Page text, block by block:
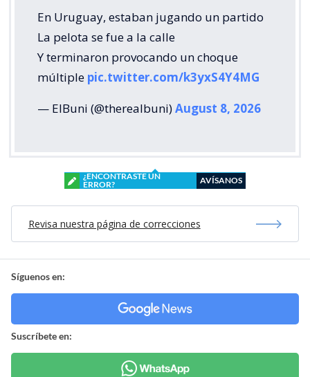
En Uruguay, estaban jugando un partido
La pelota se fue a la calle
Y terminaron provocando un choque
múltiple pic.twitter.com/k3yxS4Y4MG
— ElBuni (@therealbuni)August 8, 2026
¿ENCONTRASTE UN
ERROR?
AVÍSANOS
Revisa nuestra página de correcciones
Síguenos en:
Suscríbete en: